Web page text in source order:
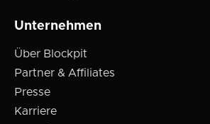
Unternehmen
Über Blockpit
Partner & Affiliates
Presse
Karriere